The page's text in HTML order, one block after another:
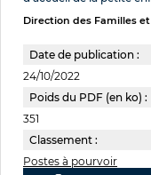
Direction des Familles
Date de publication :
24/10/2022
Poids du PDF (en ko) :
351
Classement :
Postes à pourvoir